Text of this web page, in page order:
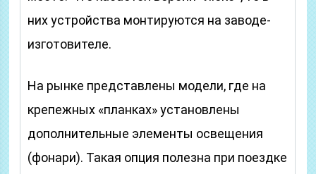
них устройства монтируются на заводе-
изготовителе.
На рынке представлены модели, где на
крепежных «планках» установлены
дополнительные элементы освещения
(фонари). Такая опция полезна при поездке